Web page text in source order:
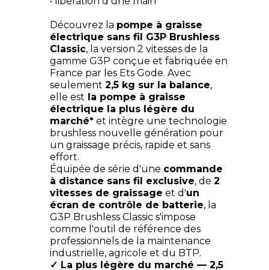
Découvrez la pompe à graisse
électrique sans fil G3P Brushless
Classic, la version 2 vitesses de la
gamme G3P conçue et fabriquée en
France par les Ets Gode. Avec
seulement 2,5 kg sur la balance,
elle est la pompe à graisse
électrique la plus légère du
marché*et intègre une technologie
brushless nouvelle génération pour
un graissage précis, rapide et sans
effort.
Équipée de série d'une commande
à distance sans fil exclusive, de 2
vitesses de graissage et d'un
écran de contrôle de batterie, la
G3P Brushless Classic s'impose
comme l'outil de référence des
professionnels de la maintenance
industrielle, agricole et du BTP.
✓ La plus légère du marché — 2,5